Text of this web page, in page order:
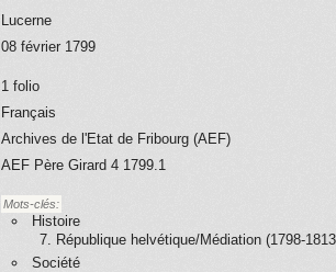
Lucerne
08 février 1799
1 folio
Français
Archives de l'Etat de Fribourg (AEF)
AEF Père Girard 4 1799.1
Mots-clés:
Histoire
7. République helvétique/Médiation (1798-
Société